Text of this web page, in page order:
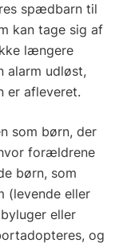
spædbarn til
kan tage sig af
længere
alarm udløst,
er afleveret.
som børn, der
forældrene
børn, som
(levende eller
eller
og